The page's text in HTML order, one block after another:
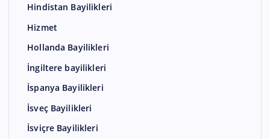
Hindistan Bayilikleri
Hizmet
Hollanda Bayilikleri
İngiltere bayilikleri
İspanya Bayilikleri
İsveç Bayilikleri
İsviçre Bayilikleri